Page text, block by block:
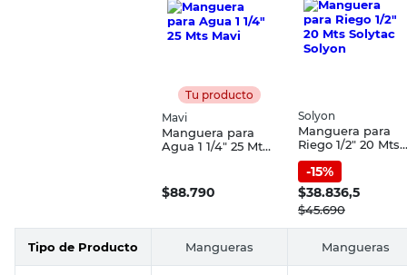
Tu producto
Mavi
Manguera para
Agua 1 1/4" 25 Mts
$88.790
Solyon
Manguera para
Riego 1/2" 20 Mts
Solytac Solyon
-15%
$38.836,5
$45.690
Tipo de Producto Mangueras Mangueras